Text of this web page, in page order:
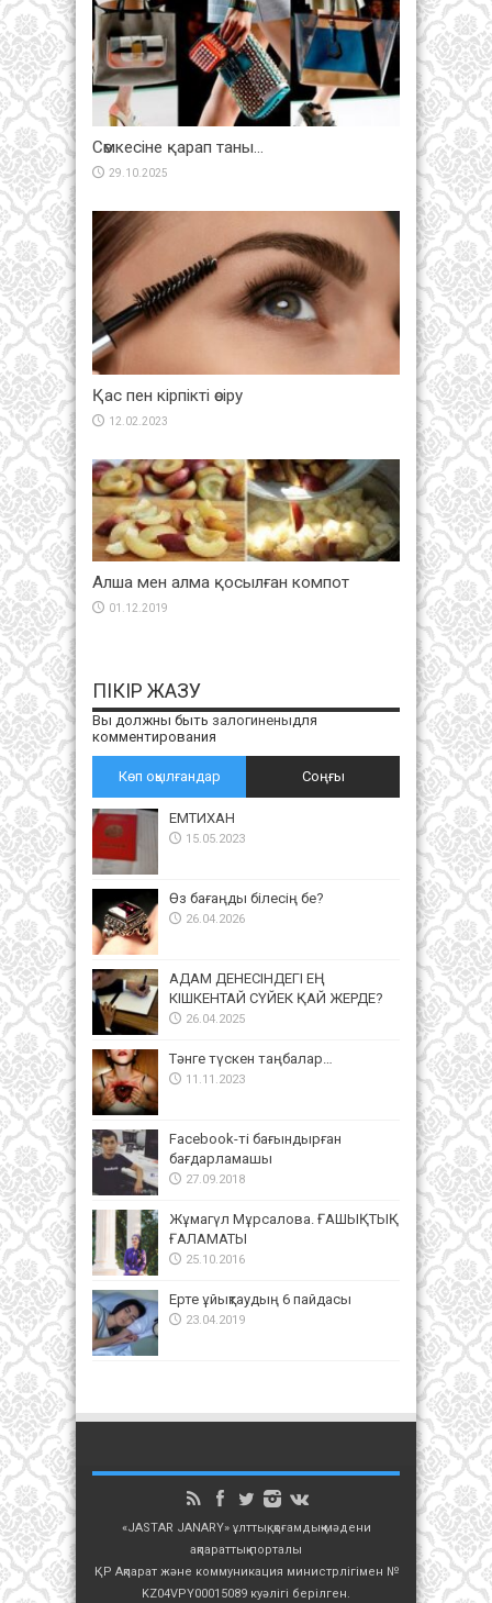
Сөмкесіне қарап таны…
29.10.2025
Қас пен кірпікті өсіру
12.02.2023
Алша мен алма қосылған компот
01.12.2019
ПІКІР ЖАЗУ
Вы должны быть залогиненыдля
комментирования
Көп оқылғандар Соңғы
ЕМТИХАН
15.05.2023
Өз бағаңды білесің бе?
26.04.2026
АДАМ ДЕНЕСІНДЕГІ ЕҢ
КІШКЕНТАЙ СҮЙЕК ҚАЙ ЖЕРДЕ?
26.04.2025
Тәнге түскен таңбалар…
11.11.2023
Facebook-ті бағындырған
бағдарламашы
27.09.2018
Жұмагүл Мұрсалова. ҒАШЫҚТЫҚ
ҒАЛАМАТЫ
25.10.2016
Ерте ұйықтаудың 6 пайдасы
23.04.2019
«JASTAR JANARY» ұлттық, қоғамдық-мәдени
ақпараттық порталы
ҚР Ақпарат және коммуникация министрлігімен №
KZ04VPY00015089 куәлігі берілген.